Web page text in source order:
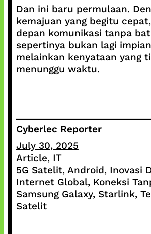
Dan ini baru permulaan.
kemajuan yang begitu
depan komunikasi tanpa
sepertinya bukan lagi
melainkan kenyataan yang
menunggu waktu.
Cyberlec Reporter
July 30, 2025
Article, IT
5G Satelit, Android, Inovasi
Internet Global, Koneksi
Samsung Galaxy, Starlink,
Satelit